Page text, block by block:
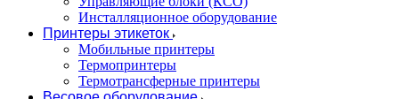
Инсталляционное оборудование
Принтеры этикеток
Мобильные принтеры
Термопринтеры
Термотрансферные принтеры